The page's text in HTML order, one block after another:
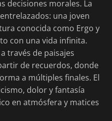
decisiones morales. La
una joven
conocida como Ergo y
con una vida infinita.
través de paisajes
de recuerdos, donde
a múltiples finales. El
dolor y fantasía
en atmósfera y matices